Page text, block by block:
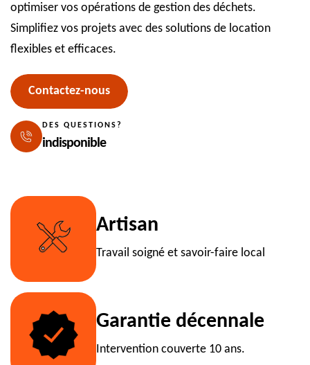
optimiser vos opérations de gestion des déchets.
Simplifiez vos projets avec des solutions de location
flexibles et efficaces.
Contactez-nous
DES QUESTIONS?
indisponible
Artisan
Travail soigné et savoir-faire local
Garantie décennale
Intervention couverte 10 ans.